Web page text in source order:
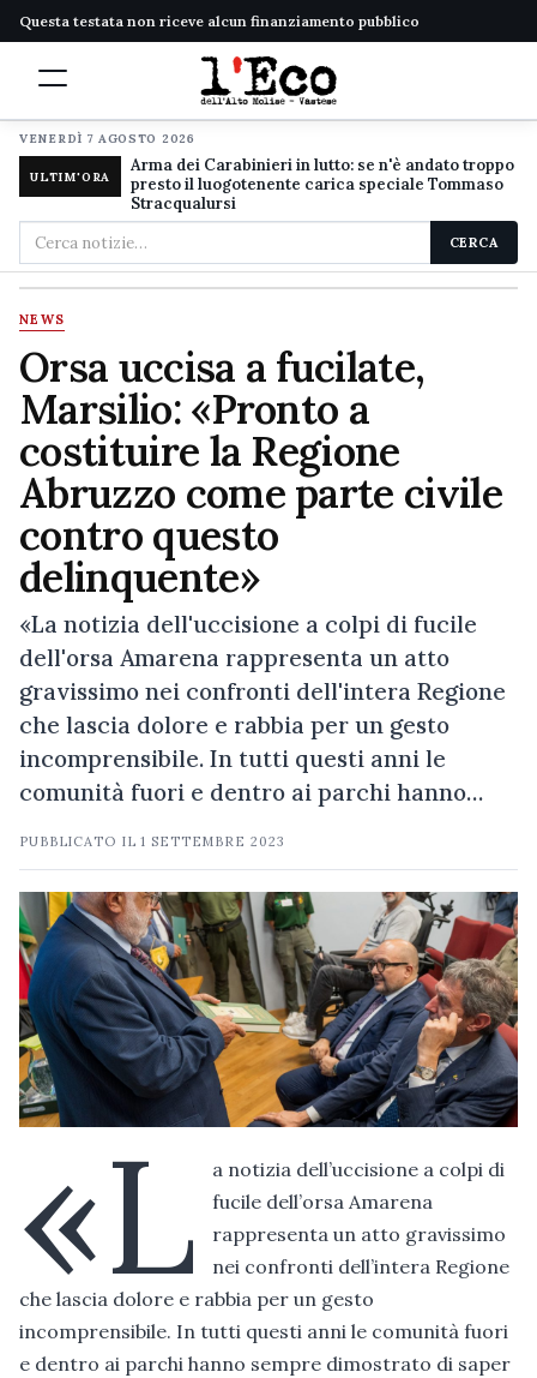
Questa testata non riceve alcun finanziamento pubblico
VENERDÌ 7 AGOSTO 2026
ULTIM'ORA
Arma dei Carabinieri in lutto: se n'è andato troppo
presto il luogotenente carica speciale Tommaso
Stracqualursi
Cerca
nel
sito
CERCA
NEWS
Orsa uccisa a fucilate,
Marsilio: «Pronto a
costituire la Regione
Abruzzo come parte civile
contro questo
delinquente»
«La notizia dell'uccisione a colpi di fucile
dell'orsa Amarena rappresenta un atto
gravissimo nei confronti dell'intera Regione
che lascia dolore e rabbia per un gesto
incomprensibile. In tutti questi anni le
comunità fuori e dentro ai parchi hanno…
PUBBLICATO IL1 SETTEMBRE 2023
«L
a notizia dell’uccisione a colpi di
fucile dell’orsa Amarena
rappresenta un atto gravissimo
nei confronti dell’intera Regione
che lascia dolore e rabbia per un gesto
incomprensibile. In tutti questi anni le comunità fuori
e dentro ai parchi hanno sempre dimostrato di saper